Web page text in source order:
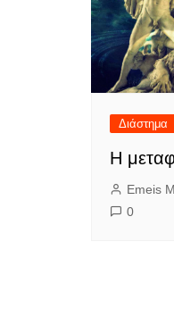
Διάστημα
Η
Emeis
0